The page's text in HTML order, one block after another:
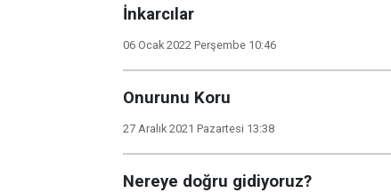
İnkarcılar
06 Ocak 2022 Perşembe 10:46
Onurunu Koru
27 Aralık 2021 Pazartesi 13:38
Nereye doğru gidiyoruz?